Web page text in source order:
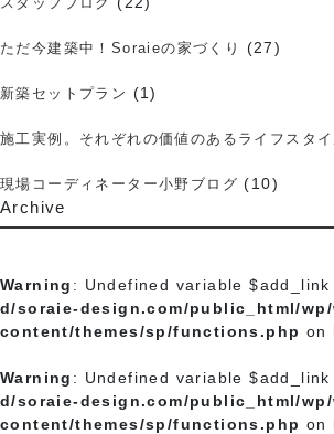
ただ今建築中！Soraieの家づくり (27)
新築セットプラン (1)
施工実例。それぞれの価値のあるライフスタ
現場コーディネーター小野ブログ (10)
Archive
Warning : Undefined variable
d/soraie-design.com/public_html/
content/themes/sp/functions.php on
Warning : Undefined variable
d/soraie-design.com/public_html/
content/themes/sp/functions.php on